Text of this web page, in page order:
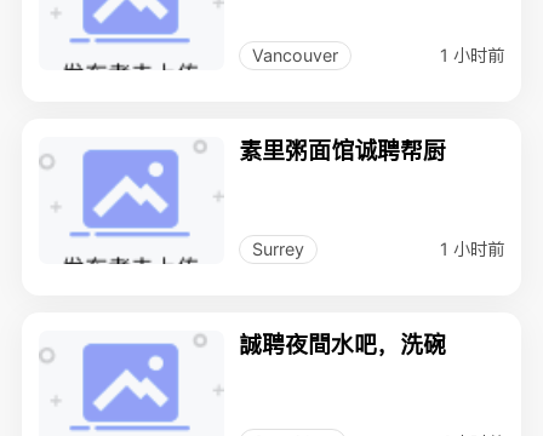
Vancouver 1 小时前
素里粥面馆诚聘帮厨
Surrey 1 小时前
誠聘夜間水吧，洗碗